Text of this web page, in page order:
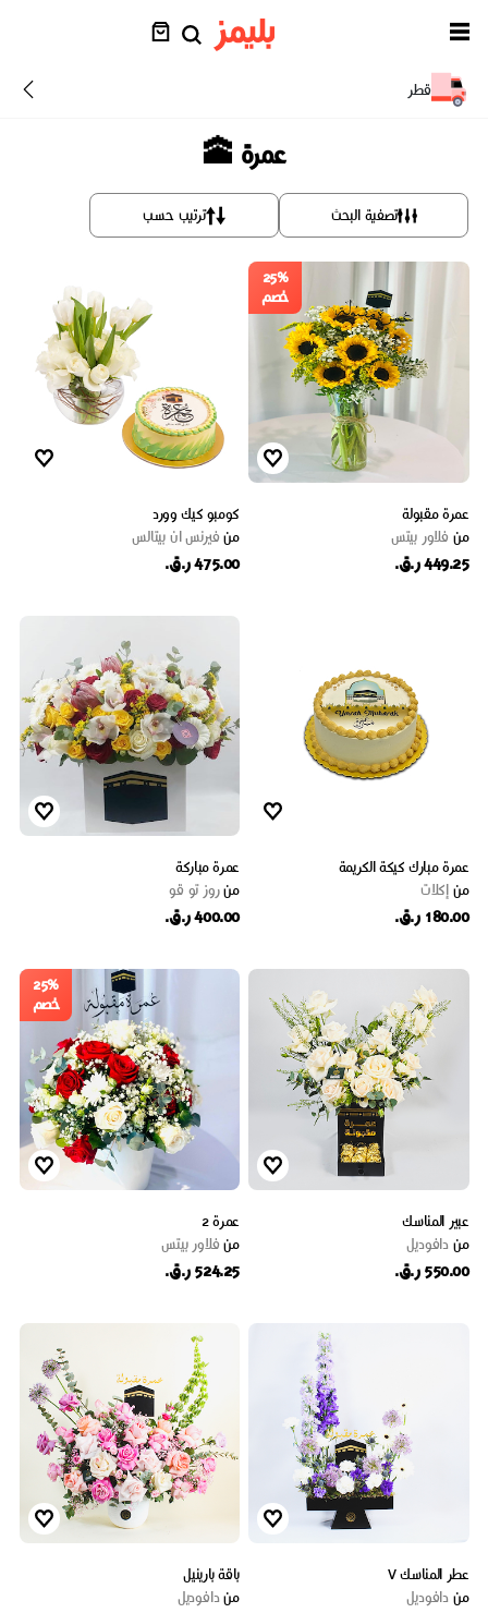
قطر
عمرة 🕋
تصفية البحث ترتيب حسب
25%
خصم
عمرة مقبولة
من فلاور بيتس
449.25 ر.ق.
كومبو كيك وورد
منفيرنس ان بيتالس
475.00 ر.ق.
عمرة مبارك كيكة الكريمة
من إكلات
180.00 ر.ق.
عمرة مباركة
منروز تو قو
400.00 ر.ق.
عبير المناسك
من دافوديل
550.00 ر.ق.
25%
خصم
عمرة 2
منفلاور بيتس
524.25 ر.ق.
عطر المناسك V
من دافوديل
باقة بارينيل
مندافوديل